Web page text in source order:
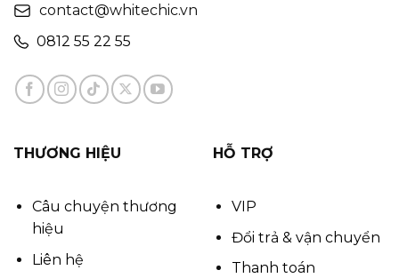
contact@whitechic.vn
0812 55 22 55
THƯƠNG HIỆU
Câu chuyện thương
hiệu
Liên hệ
HỖ TRỢ
VIP
Đổi trả & vận chuyển
Thanh toán